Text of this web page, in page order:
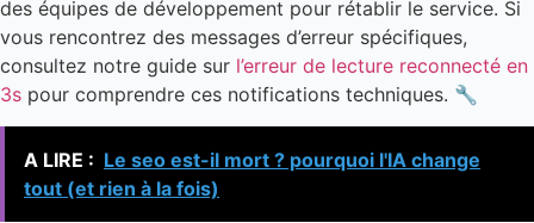
des équipes de développement pour rétablir le service. Si
vous rencontrez des messages d’erreur spécifiques,
consultez notre guide sur l’erreur de lecture reconnecté en
3s pour comprendre ces notifications techniques. 🔧
A LIRE : Le seo est-il mort ? pourquoi l'IA change
tout (et rien à la fois)